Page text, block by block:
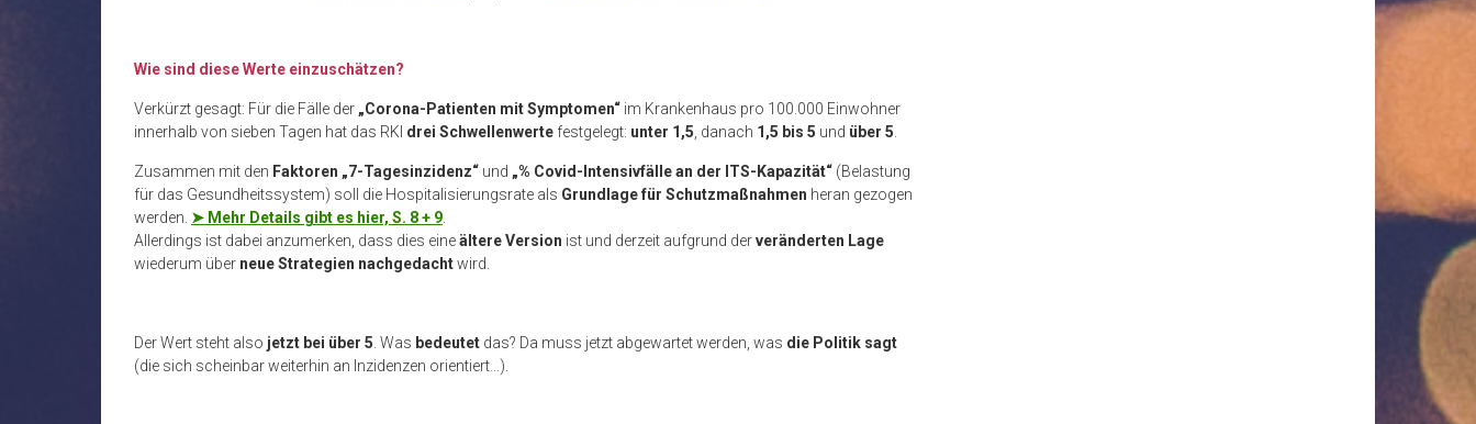
Wie sind diese Werte einzuschätzen?
Verkürzt gesagt: Für die Fälle der „Corona-Patienten mit Symptomen“ im Krankenhaus pro 100.000 Einwohner
innerhalb von sieben Tagen hat das RKI drei Schwellenwerte festgelegt: unter 1,5 , danach 1,5 bis 5 und über 5
Zusammen mit den Faktoren „7-Tagesinzidenz“ und „% Covid-Intensivfälle an der ITS-Kapazität“ (Belastung
für das Gesundheitssystem) soll die Hospitalisierungsrate als Grundlage für Schutzmaßnahmen heran gezogen
werden. ➤ Mehr Details gibt es hier, S. 8 + 9
Allerdings ist dabei anzumerken, dass dies eineältere Version ist und derzeit aufgrund derveränderten Lage
wiederum über neue Strategien nachgedachtwird.
Der Wert steht also jetzt bei über 5 . Was bedeutet das? Da muss jetzt abgewartet werden, was die Politik sagt
(die sich scheinbar weiterhin an Inzidenzen orientiert…).